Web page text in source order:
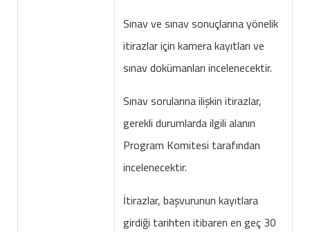
Sınav ve sınav sonuçlarına yönelik
itirazlar için kamera kayıtları ve
sınav dokümanları incelenecektir.
Sınav sorularına ilişkin itirazlar,
gerekli durumlarda ilgili alanın
Program Komitesi tarafından
incelenecektir.
İtirazlar, başvurunun kayıtlara
girdiği tarihten itibaren en geç 30